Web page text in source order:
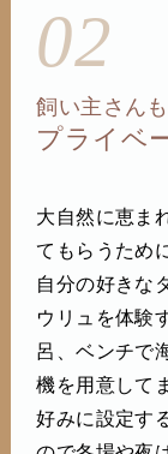
02
飼い主さん
プライベ
大自然に恵ま
てもらうため
自分の好きな
ウリュを体験
呂、ベンチで
機を用意して
好みに設定す